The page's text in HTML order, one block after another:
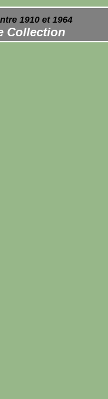
1910 et 1964
Collection